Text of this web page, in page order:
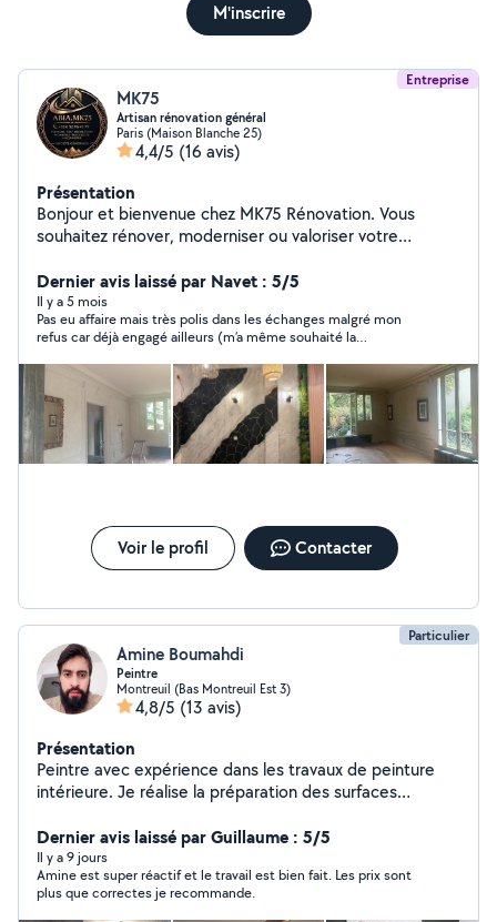
M'inscrire
Entreprise
MK75
Artisan rénovation général
Paris (Maison Blanche 25)
4,4/5 (16 avis)
Présentation
Bonjour et bienvenue chez MK75 Rénovation. Vous
souhaitez rénover, moderniser ou valoriser votre
équipe vous accompagne avec sérieux, expérience et
professionnalisme afin de transformer vos espaces et
réaliser vos projets dans les meilleures conditions. Zone
d'intervention : Paris et toute l'Île-de-France. Devis
gratuit et personnalisé. Contactez-nous dès aujourd'hui
et donnons ensemble une nouvelle vie à votre intérieur.
Dernier avis laissé par Navet : 5/5
Il y a 5 mois
Pas eu affaire mais très polis dans les échanges malgré mon
refus car déjà engagé ailleurs (m’a même souhaité la
Voir le profil Contacter
Particulier
Amine Boumahdi
Peintre
Montreuil (Bas Montreuil Est 3)
4,8/5 (13 avis)
Présentation
Peintre avec expérience dans les travaux de peinture
intérieure. Je réalise la préparation des surfaces
peinture avec soin. Je veille à un travail propre et
organisé, avec une finition correcte et soignée.
Disponible pour différents travaux de
rénovation,N'hésitez pas à me contacter
Dernier avis laissé par Guillaume : 5/5
Il y a 9 jours
Amine est super réactif et le travail est bien fait. Les prix sont
plus que correctes je recommande.